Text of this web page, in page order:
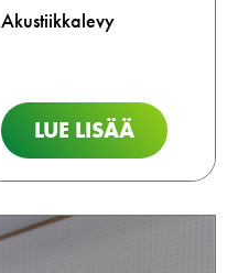
Akustiikkalevy
LUE LISÄÄ